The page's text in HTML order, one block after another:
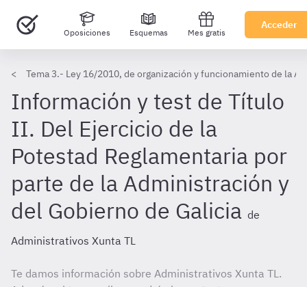
Oposiciones Esquemas Mes gratis
Acceder
Tema 3.- Ley 16/2010, de organización y funcionamiento de la
Información y test de Título
II. Del Ejercicio de la
Potestad Reglamentaria por
parte de la Administración y
del Gobierno de Galicia de
Administrativos Xunta TL
Te damos información sobre Administrativos Xunta TL.